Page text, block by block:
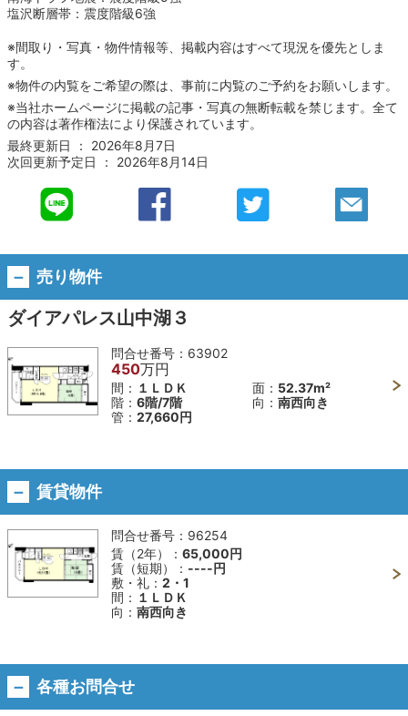
塩沢断層帯：震度階級6強
※間取り・写真・物件情報等、掲載内容はすべて現況を優先としま
す。
※物件の内覧をご希望の際は、事前に内覧のご予約をお願いします。
※当社ホームページに掲載の記事・写真の無断転載を禁じます。全て
の内容は著作権法により保護されています。
最終更新日 ： 2026年8月7日
次回更新予定日 ： 2026年8月14日
売り物件
ダイアパレス山中湖３
問合せ番号： 63902
450万円
間： １ＬＤＫ 面： 52.37m²
階： 6階/7階 向： 南西向き
管： 27,660円
賃貸物件
問合せ番号： 96254
賃（2年）： 65,000円
賃（短期）： ----円
敷・礼： 2・1
間： １ＬＤＫ
向： 南西向き
各種お問合せ